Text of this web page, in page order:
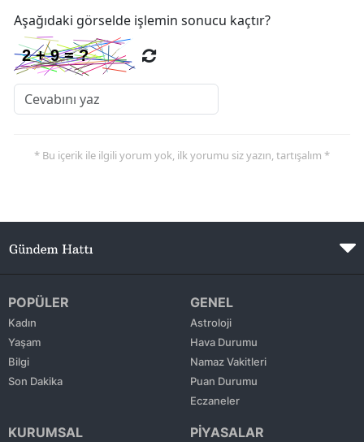
Aşağıdaki görselde işlemin sonucu kaçtır?
* Bu içerik ile ilgili yorum yok, ilk yorumu siz yazın, tartışalım *
POPÜLER
Kadın
Yaşam
Bilgi
Son Dakika
GENEL
Astroloji
Hava Durumu
Namaz Vakitleri
Puan Durumu
Eczaneler
KURUMSAL PİYASALAR